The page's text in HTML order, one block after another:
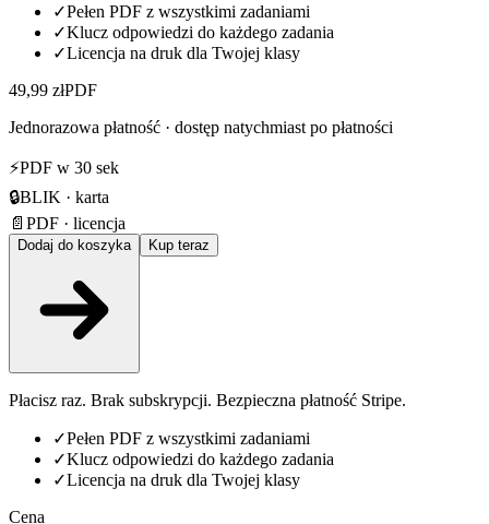
✓Pełen PDF z wszystkimi zadaniami
✓Klucz odpowiedzi do każdego zadania
✓Licencja na druk dla Twojej klasy
49,99 złPDF
Jednorazowa płatność · dostęp natychmiast po płatności
⚡PDF w 30 sek
🔒BLIK · karta
📄 PDF · licencja
Dodaj do koszyka Kup teraz
Płacisz raz. Brak subskrypcji. Bezpieczna płatność Stripe.
✓Pełen PDF z wszystkimi zadaniami
✓Klucz odpowiedzi do każdego zadania
✓Licencja na druk dla Twojej klasy
Cena